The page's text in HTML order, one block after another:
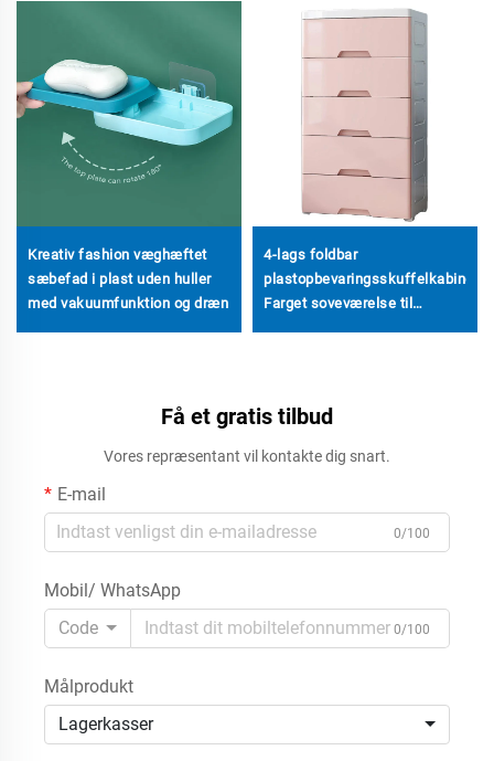
Kreativ fashion væghæftet
sæbefad i plast uden huller
med vakuumfunktion og dræn
4-lags foldbar
plastopbevaringsskuffelkabinet
Farget soveværelse til
Få et gratis tilbud
Vores repræsentant vil kontakte dig snart.
E-mail
0/100
Mobil/ WhatsApp
Code
0/100
Målprodukt
Lagerkasser